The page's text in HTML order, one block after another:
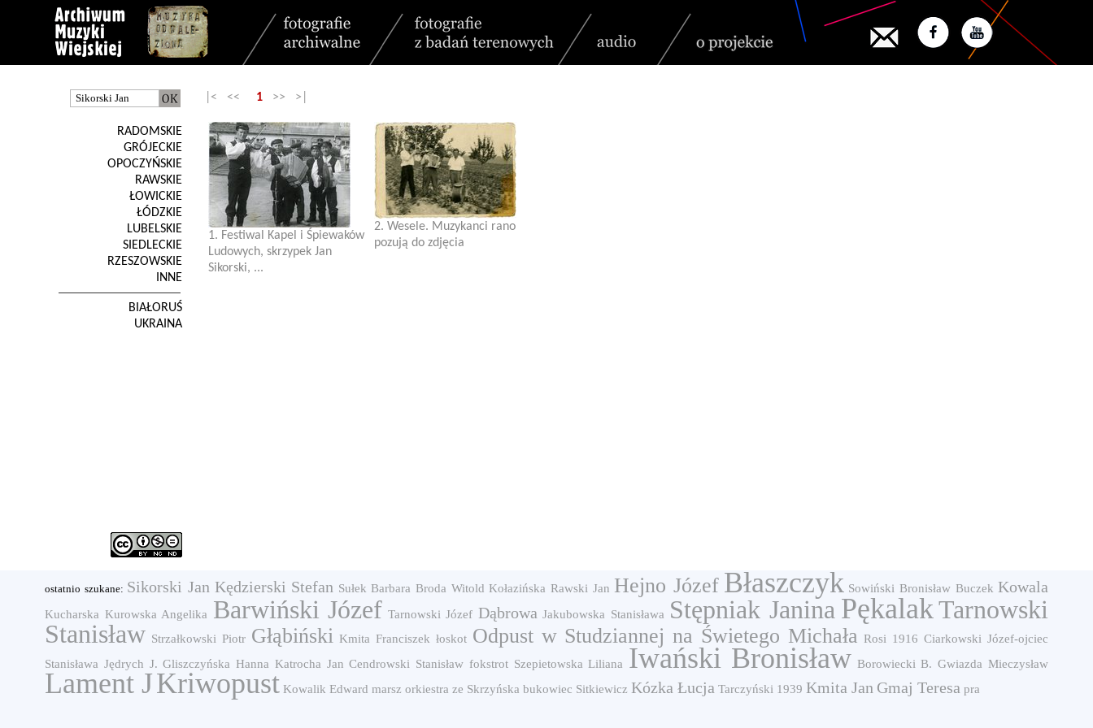
RADOMSKIE
GRÓJECKIE
OPOCZYŃSKIE
RAWSKIE
ŁOWICKIE
ŁÓDZKIE
LUBELSKIE
SIEDLECKIE
RZESZOWSKIE
INNE
BIAŁORUŚ
UKRAINA
|< << 1 >> >|
1. Festiwal Kapel i Śpiewaków
Ludowych, skrzypek Jan
Sikorski, ...
2. Wesele. Muzykanci rano
pozują do zdjęcia
ostatnio szukane: Sikorski Jan Kędzierski Stefan Sułek Barbara Broda Witold Kołazińska Rawski Jan Hejno Józef Błaszczyk Sowiński Bronisław Buczek Kowala
Kucharska Kurowska Angelika Barwiński Józef Tarnowski Józef Dąbrowa Jakubowska Stanisława Stępniak Janina PękalakTarnowski
Stanisław Strzałkowski Piotr Głąbiński Kmita Franciszek łoskot Odpust w Studziannej na Świetego Michała Rosi 1916 Ciarkowski Józef-ojciec
Stanisława Jędrych J. Gliszczyńska Hanna Katrocha Jan Cendrowski Stanisław fokstrot Szepietowska Liliana Iwański Bronisław Borowiecki B. Gwiazda Mieczysław
Lament JKriwopust Kowalik Edward marsz orkiestra ze Skrzyńska bukowiec Sitkiewicz Kózka Łucja Tarczyński 1939 Kmita Jan Gmaj Teresa pra